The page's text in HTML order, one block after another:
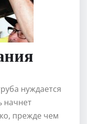
нуждается
начнет
прежде чем